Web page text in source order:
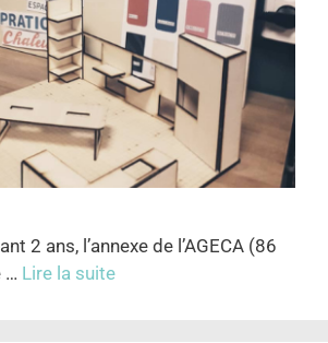
2 ans, l’annexe de l’AGECA (86
… Lire la suite